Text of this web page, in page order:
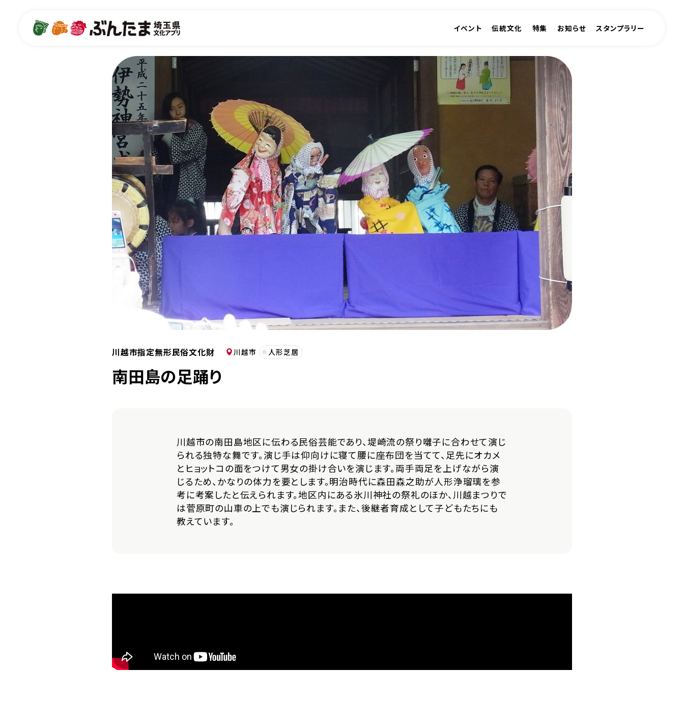
イベント 伝統文化 特集 お知らせ スタンプラリー
川越市 人形芝居
川越市指定無形民俗文化財
南田島の足踊り
川越市の南田島地区に伝わる民俗芸能であり、堤崎流の祭り囃子に合わせて演じ
られる独特な舞です。演じ手は仰向けに寝て腰に座布団を当てて、足先にオカメ
とヒョットコの面をつけて男女の掛け合いを演じます。両手両足を上げながら演
じるため、かなりの体力を要とします。明治時代に森田森之助が人形浄瑠璃を参
考に考案したと伝えられます。地区内にある氷川神社の祭礼のほか、川越まつりで
は菅原町の山車の上でも演じられます。また、後継者育成として子どもたちにも
教えています。